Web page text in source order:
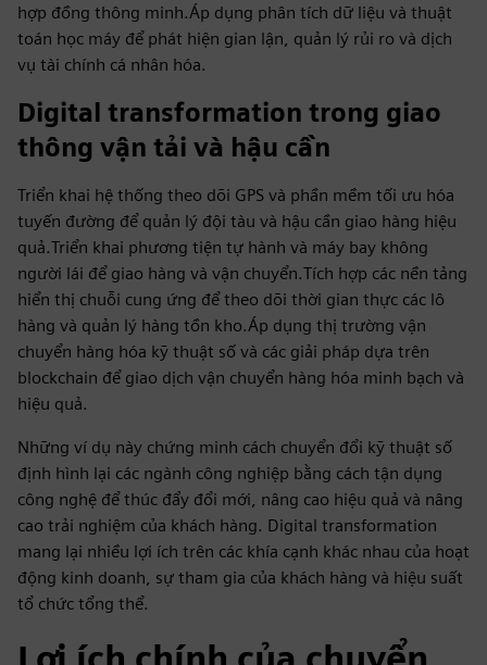
hợp đồng thông minh.Áp dụng phân tích dữ liệu và thuật
toán học máy để phát hiện gian lận, quản lý rủi ro và dịch
vụ tài chính cá nhân hóa.
Digital transformation trong giao
thông vận tải và hậu cần
Triển khai hệ thống theo dõi GPS và phần mềm tối ưu hóa
tuyến đường để quản lý đội tàu và hậu cần giao hàng hiệu
quả.Triển khai phương tiện tự hành và máy bay không
người lái để giao hàng và vận chuyển.Tích hợp các nền tảng
hiển thị chuỗi cung ứng để theo dõi thời gian thực các lô
hàng và quản lý hàng tồn kho.Áp dụng thị trường vận
chuyển hàng hóa kỹ thuật số và các giải pháp dựa trên
blockchain để giao dịch vận chuyển hàng hóa minh bạch và
hiệu quả.
Những ví dụ này chứng minh cách chuyển đổi kỹ thuật số
định hình lại các ngành công nghiệp bằng cách tận dụng
công nghệ để thúc đẩy đổi mới, nâng cao hiệu quả và nâng
cao trải nghiệm của khách hàng. Digital transformation
mang lại nhiều lợi ích trên các khía cạnh khác nhau của hoạt
động kinh doanh, sự tham gia của khách hàng và hiệu suất
tổ chức tổng thể.